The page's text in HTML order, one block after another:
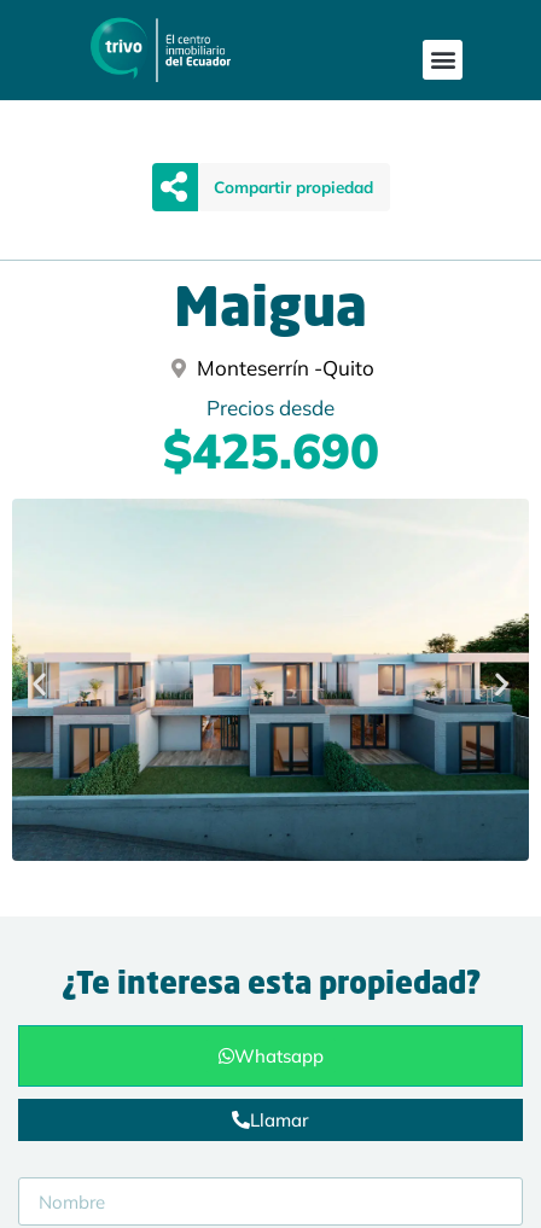
Compartir propiedad
Maigua
Monteserrín -Quito
Precios desde
$425.690
¿Te interesa esta propiedad?
Whatsapp
Llamar